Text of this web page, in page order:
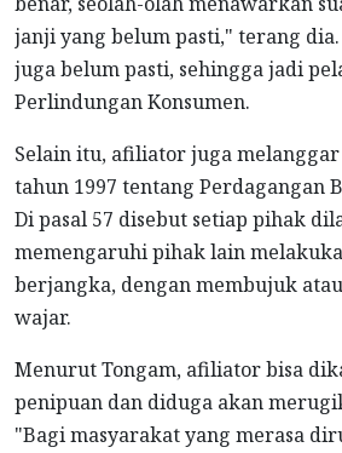
janji yang belum pasti," terang
juga belum pasti, sehingga jadi
Perlindungan Konsumen.
Selain itu, afiliator juga melanggar
tahun 1997 tentang Perdagangan
Di pasal 57 disebut setiap pihak
memengaruhi pihak lain
berjangka, dengan membujuk
wajar.
Menurut Tongam, afiliator bisa
penipuan dan diduga akan
"Bagi masyarakat yang merasa